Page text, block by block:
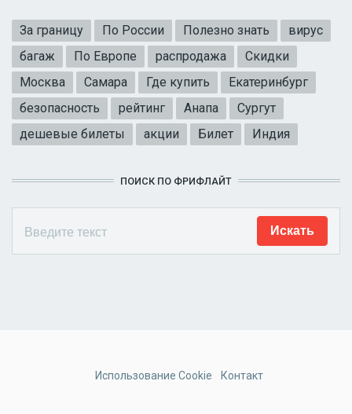
За границу По России Полезно знать
вирус
багаж
По Европе распродажа
Скидки
Москва
Самара Где купить
Екатеринбург
безопасность
рейтинг Анапа
Сургут
дешевые билеты
акции Билет Индия
ПОИСК ПО ФРИФЛАЙТ
Использование Cookie Контакт